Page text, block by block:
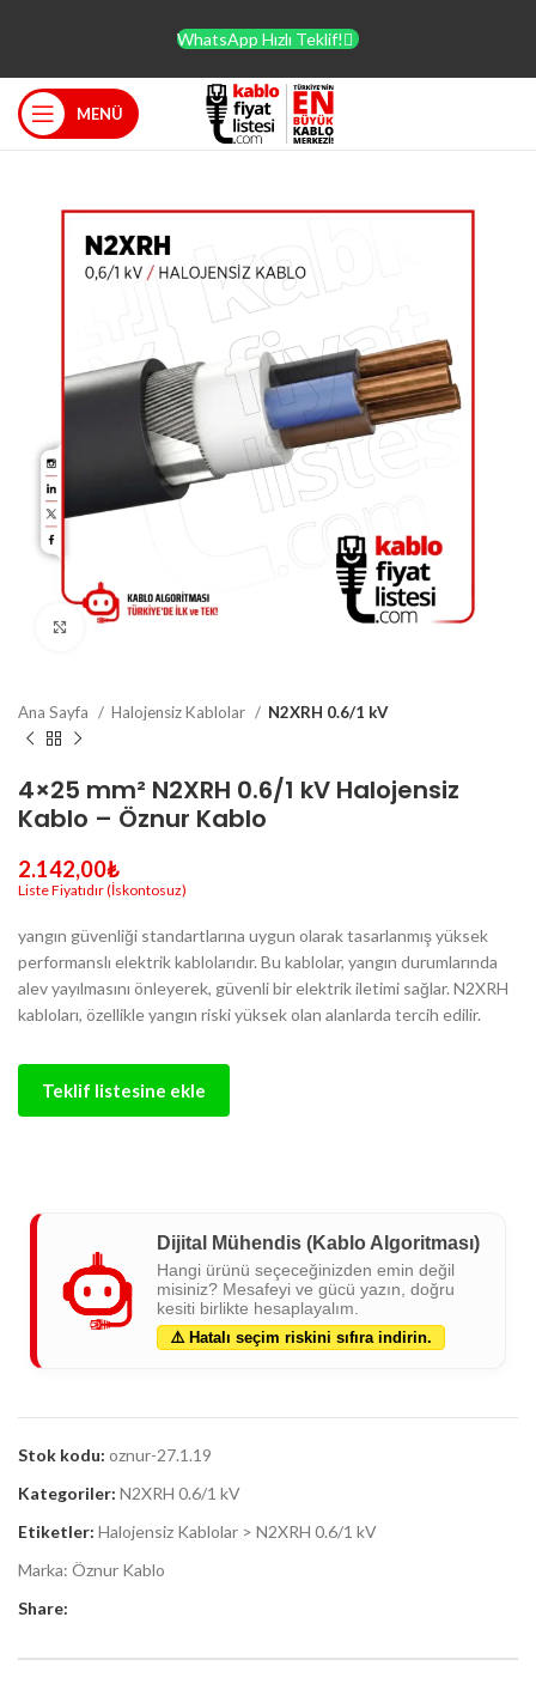
WhatsApp Hızlı Teklif!
MENÜ
Büyütmek için tıklayın
Ana Sayfa Halojensiz Kablolar N2XRH 0.6/1 kV
4×25 mm² N2XRH 0.6/1 kV Halojensiz
Kablo – Öznur Kablo
2.142,00₺
yangın güvenliği standartlarına uygun olarak tasarlanmış yüksek
performanslı elektrik kablolarıdır. Bu kablolar, yangın durumlarında
alev yayılmasını önleyerek, güvenli bir elektrik iletimi sağlar. N2XRH
kabloları, özellikle yangın riski yüksek olan alanlarda tercih edilir.
Teklif listesine ekle
Dijital Mühendis (Kablo Algoritması)
Hangi ürünü seçeceğinizden emin değil
misiniz? Mesafeyi ve gücü yazın, doğru
kesiti birlikte hesaplayalım.
⚠️ Hatalı seçim riskini sıfıra indirin.
Stok kodu: oznur-27.1.19
Kategoriler: N2XRH 0.6/1 kV
Etiketler: Halojensiz Kablolar > N2XRH 0.6/1 kV
Marka: Öznur Kablo
Share: